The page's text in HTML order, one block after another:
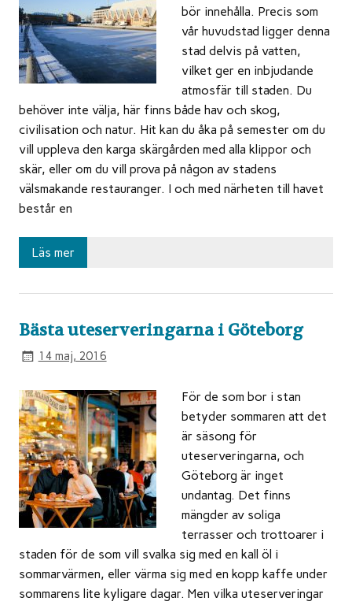
bör innehålla. Precis som
vår huvudstad ligger denna
stad delvis på vatten,
vilket ger en inbjudande
atmosfär till staden. Du
behöver inte välja, här finns både hav och skog,
civilisation och natur. Hit kan du åka på semester om du
vill uppleva den karga skärgården med alla klippor och
skär, eller om du vill prova på någon av stadens
välsmakande restauranger. I och med närheten till havet
består en
Läs mer
Bästa uteserveringarna i Göteborg
14 maj, 2016
För de som bor i stan
betyder sommaren att det
är säsong för
uteserveringarna, och
Göteborg är inget
undantag. Det finns
mängder av soliga
terrasser och trottoarer i
staden för de som vill svalka sig med en kall öl i
sommarvärmen, eller värma sig med en kopp kaffe under
sommarens lite kyligare dagar. Men vilka uteserveringar